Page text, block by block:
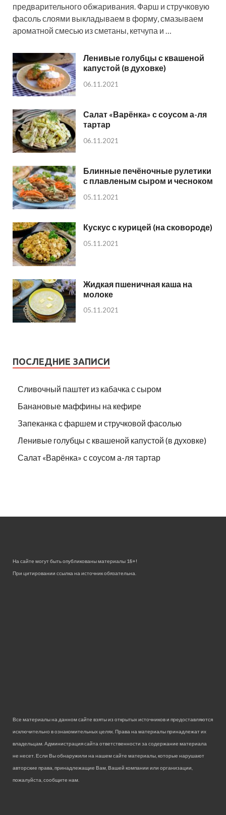
предварительного обжаривания. Фарш и стручковую
фасоль слоями выкладываем в форму, смазываем
ароматной смесью из сметаны, кетчупа и …
Ленивые голубцы с квашеной
капустой (в духовке)
06.11.2021
Салат «Варёнка» с соусом а-ля
тартар
06.11.2021
Блинные печёночные рулетики
с плавленым сыром и чесноком
05.11.2021
Кускус с курицей (на сковороде)
05.11.2021
Жидкая пшеничная каша на
молоке
05.11.2021
ПОСЛЕДНИЕ ЗАПИСИ
Сливочный паштет из кабачка с сыром
Банановые маффины на кефире
Запеканка с фаршем и стручковой фасолью
Ленивые голубцы с квашеной капустой (в духовке)
Салат «Варёнка» с соусом а-ля тартар
На сайте могут быть опубликованы материалы 18+!
При цитировании ссылка на источник обязательна.
Все материалы на данном сайте взяты из открытых источников и предоставляются
исключительно в ознакомительных целях. Права на материалы принадлежат их
владельцам. Администрация сайта ответственности за содержание материала
не несет. Если Вы обнаружили на нашем сайте материалы, которые нарушают
авторские права, принадлежащие Вам, Вашей компании или организации,
пожалуйста, сообщите нам.